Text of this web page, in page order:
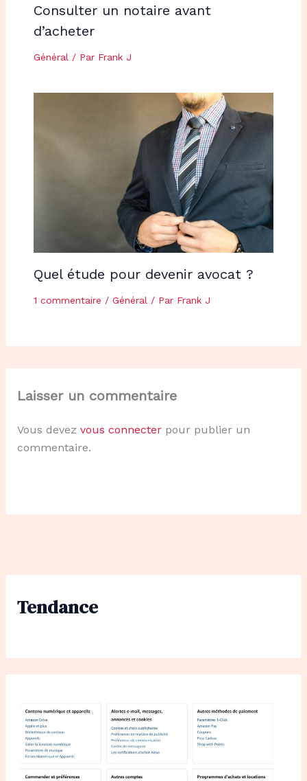
Tendance
Consulter un notaire avant
d’acheter
Général/ Par Frank J
Quel étude pour devenir avocat ?
1 commentaire / Général / Par Frank J
Laisser un commentaire
Vous devez vous connecterpour publier un
commentaire.